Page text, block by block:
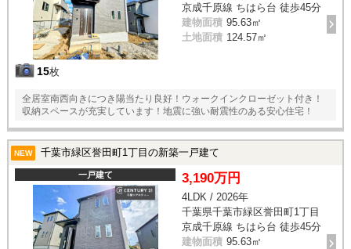
15枚
京成千原線 ちはら台 徒歩45分
建物面積 95.63㎡
土地面積 124.57㎡
全居室南西向きにつき陽当たり良好！ウォークインクローゼット付き！
収納スペースが充実しています！地震に強い耐震性のある安心住宅！
NEW 千葉市緑区誉田町1丁目の新築一戸建て
一戸建て 3,190万円
4LDK / 2026年
千葉県千葉市緑区誉田町1丁目
京成千原線 ちはら台 徒歩45分
建物面積 95.63㎡